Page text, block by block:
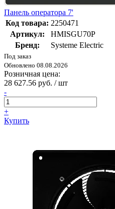
Панель оператора 7'
Код товара: 2250471
Артикул:
HMISGU70P
Бренд:
Systeme Electric
Под заказ
Обновлено 08.08.2026
Розничная цена:
28 627.56 руб. / шт
-
+
Купить